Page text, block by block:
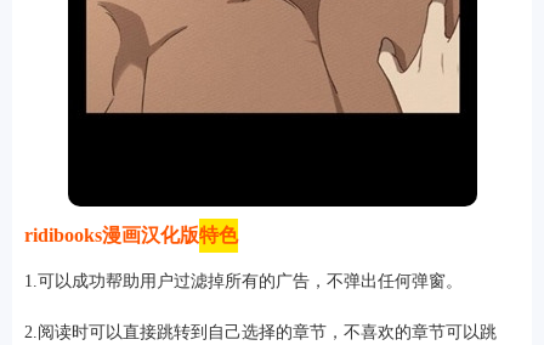
ridibooks漫画汉化版特色
1.可以成功帮助用户过滤掉所有的广告，不弹出任何弹窗。
2.阅读时可以直接跳转到自己选择的章节，不喜欢的章节可以跳